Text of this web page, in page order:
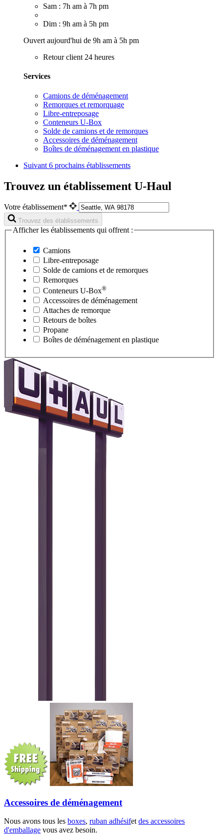
Sam : 7h am à 7h pm
Dim : 9h am à 5h pm
Ouvert aujourd'hui de 9h am à 5h pm
Retour client 24 heures
Services
Camions de déménagement
Remorques et remorquage
Libre-entreposage
Conteneurs U-Box
Solde de camions et de remorques
Accessoires de déménagement
Boîtes de déménagement en plastique
Suivant 6 prochains établissements
Trouvez un établissement U-Haul
Votre établissement*
Trouvez des établissements
Afficher les établissements qui offrent :
Camions
Libre-entreposage
Solde de camions et de remorques
Remorques
Conteneurs U-Box®
Accessoires de déménagement
Attaches de remorque
Retours de boîtes
Propane
Boîtes de déménagement en plastique
Accessoires de déménagement
Nous avons tous les boxes, ruban adhésifetdes accessoires
d'emballage vous avez besoin.